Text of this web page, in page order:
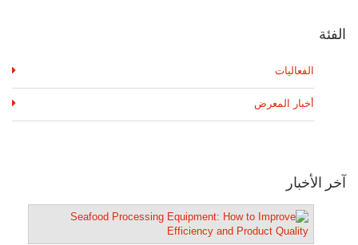
الفئة
الفعاليات
أخبار المعرض
آخر الأخبار